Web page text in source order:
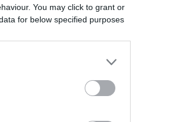
You may click to grant or
for below specified purposes
στη δεύτερη
«Δεν επενδύουμε
οποίων, η συμφωνία